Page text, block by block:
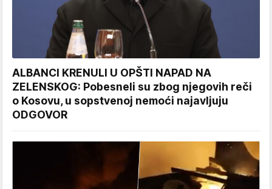
ALBANCI KRENULI U OPŠTI NAPAD NA
ZELENSKOG: Pobesneli su zbog njegovih reči
o Kosovu, u sopstvenoj nemoći najavljuju
ODGOVOR